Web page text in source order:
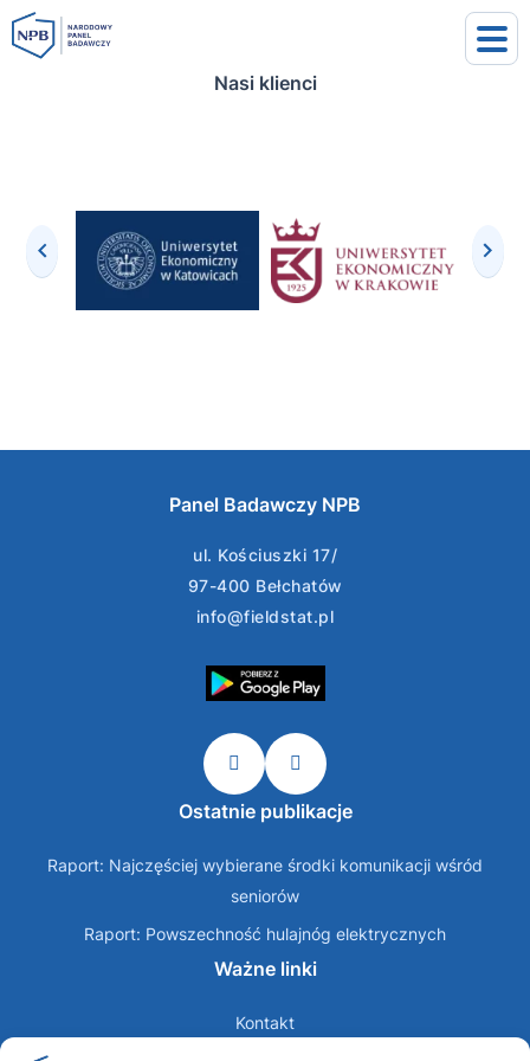
Nasi klienci
Panel Badawczy NPB
ul. Kościuszki 17/
97-400 Bełchatów
info@fieldstat.pl
Ostatnie publikacje
Raport: Najczęściej wybierane środki komunikacji wśród
seniorów
Raport: Powszechność hulajnóg elektrycznych
Ważne linki
Kontakt